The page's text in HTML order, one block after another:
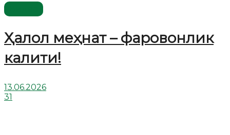
Ҳалол меҳнат – фаровонлик
калити!
13.06.2026
31